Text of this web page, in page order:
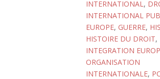
INTERNATIONAL,
INTERNATIONAL
EUROPE, GUERRE,
HISTOIRE DU DROIT,
INTEGRATION
ORGANISATION
INTERNATIONALE,